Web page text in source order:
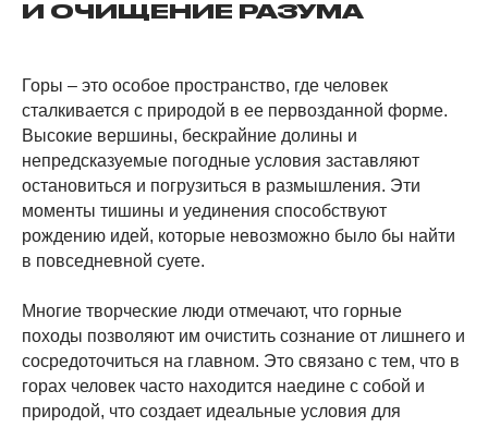
И ОЧИЩЕНИЕ РАЗУМА
Горы – это особое пространство, где человек
сталкивается с природой в ее первозданной форме.
Высокие вершины, бескрайние долины и
непредсказуемые погодные условия заставляют
остановиться и погрузиться в размышления. Эти
моменты тишины и уединения способствуют
рождению идей, которые невозможно было бы найти
в повседневной суете.
Многие творческие люди отмечают, что горные
походы позволяют им очистить сознание от лишнего и
сосредоточиться на главном. Это связано с тем, что в
горах человек часто находится наедине с собой и
природой, что создает идеальные условия для